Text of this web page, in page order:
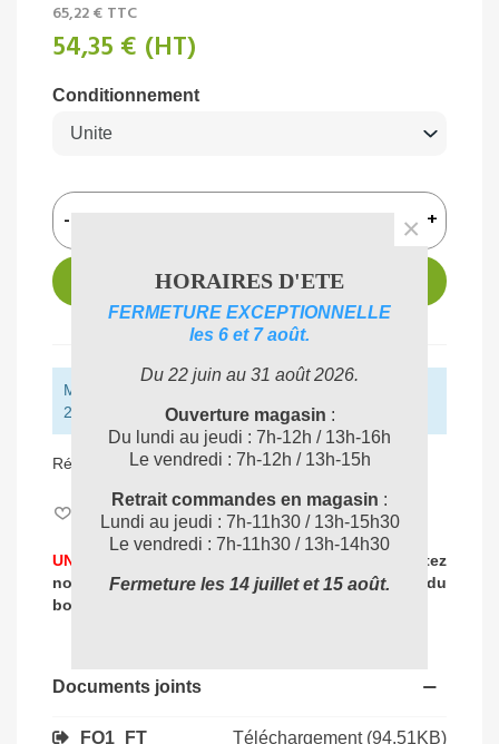
65,22 € TTC
54,35 € (HT)
Conditionnement
- +
AJOUTER AU PANIER
Montant restant pour obtenir la livraison gratuite :
250,00 € (HT)
Référence: FO1
Aimer
UNE PROBLEMATIQUE DE NETTOYAGE ?
Contactez
nos expertspour vous accompagner dansle choix du
bon produit
Documents joints
FO1_FT Téléchargement (94.51KB)
HORAIRES D'ETE
FERMETURE EXCEPTIONNELLE
les 6 et 7 août.
Du 22 juin au 31 août 2026.
Ouverture magasin :
Du lundi au jeudi : 7h-12h / 13h-16h
Le vendredi : 7h-12h / 13h-15h
Retrait commandes en magasin :
Lundi au jeudi : 7h-11h30 / 13h-15h30
Le vendredi : 7h-11h30 / 13h-14h30
Fermeture les 14 juillet et 15 août.
×